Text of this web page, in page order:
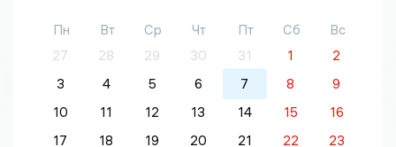
Пн Вт Ср Чт Пт Сб
Вс
27
28 29 30 31 1
2
3
4 5 6 7 8
9
10
11 12 13 14 15
16
17
18 19 20 21 22
23